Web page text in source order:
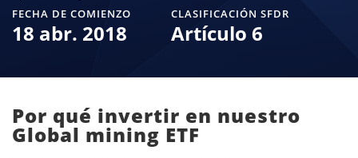
FECHA DE COMIENZO
18 abr. 2018
CLASIFICACIÓN SFDR
Artículo 6
Por qué invertir en nuestro
Global mining ETF